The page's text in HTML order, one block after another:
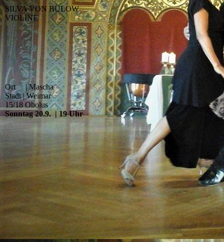
SILVA VON BÜLOW
VIOLINE
Ort | Mascha
Stadt | Weimar
15/18 Obolus
Sonntag 20.9. | 19 Uhr